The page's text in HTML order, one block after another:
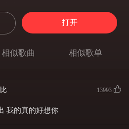
你迷得神魂颠倒
twisted like that.
我不受控制
和你一起吞云吐雾
me flying so high.
so sweet to me
打开
相似歌曲 相似歌单
13993
我的真的好想你